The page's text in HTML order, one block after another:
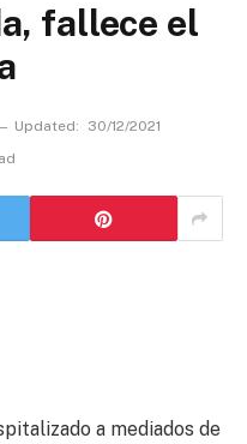
fallece el
Updated:
30/12/2021
a mediados de